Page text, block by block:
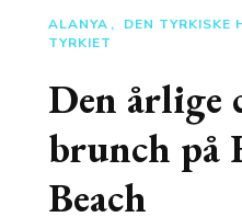
ALANYA DEN TYRKISKE
TYRKIET
Den årlige
brunch på
Beach